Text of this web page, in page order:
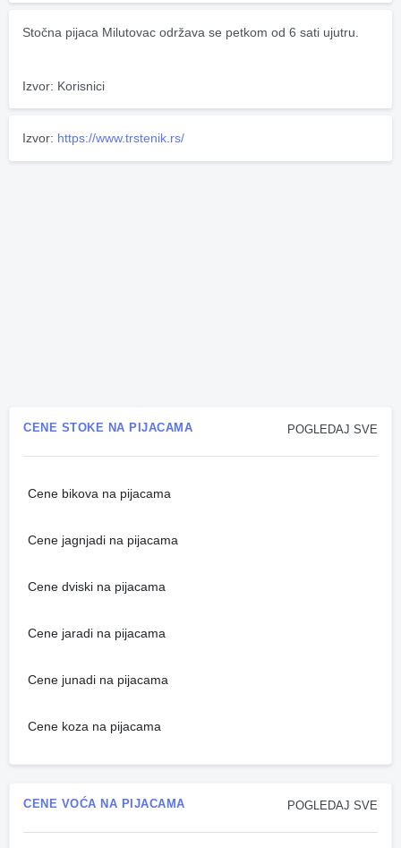
Stočna pijaca Milutovac održava se petkom od 6 sati ujutru.
Izvor: Korisnici
Izvor: https://www.trstenik.rs/
POGLEDAJ SVE
CENE STOKE NA PIJACAMA
Cene bikova na pijacama
Cene jagnjadi na pijacama
Cene dviski na pijacama
Cene jaradi na pijacama
Cene junadi na pijacama
Cene koza na pijacama
POGLEDAJ SVE
CENE VOĆA NA PIJACAMA